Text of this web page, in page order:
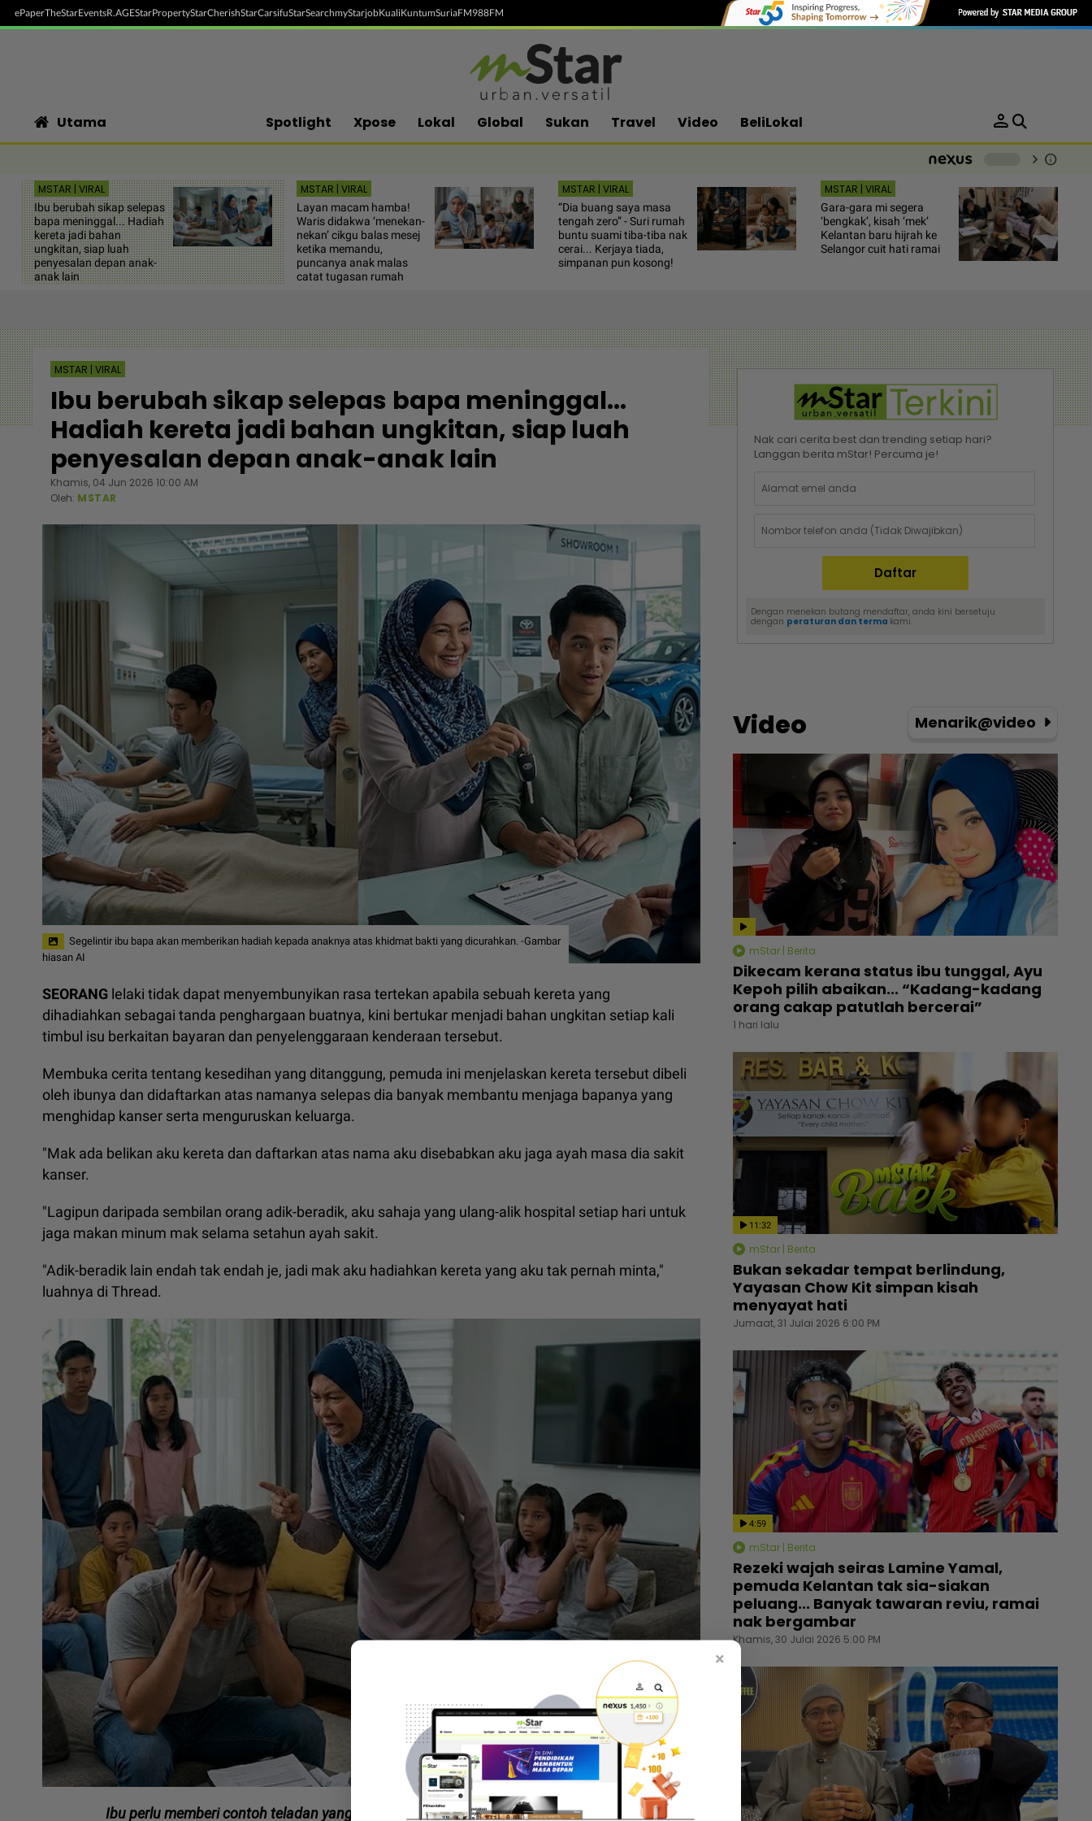
ePaperTheStarEventsR.AGEStarPropertyStarCherishStarCarsifuStarSearchmyStarjobKualiKuntumSuriaFM988FM
Utama Spotlight Xpose Lokal Global Sukan Travel Video BeliLokal person
chevron_right info
MSTAR | VIRAL
Ibu berubah sikap selepas
bapa meninggal... Hadiah
kereta jadi bahan
ungkitan, siap luah
penyesalan depan anak-
anak lain
MSTAR | VIRAL
Layan macam hamba!
Waris didakwa ‘menekan-
nekan’ cikgu balas mesej
ketika memandu,
puncanya anak malas
catat tugasan rumah
MSTAR | VIRAL
“Dia buang saya masa
tengah zero” - Suri rumah
buntu suami tiba-tiba nak
cerai... Kerjaya tiada,
simpanan pun kosong!
MSTAR | VIRAL
Gara-gara mi segera
‘bengkak’, kisah ‘mek’
Kelantan baru hijrah ke
Selangor cuit hati ramai
MSTAR | VIRAL
Ibu berubah sikap selepas bapa meninggal...
Hadiah kereta jadi bahan ungkitan, siap luah
penyesalan depan anak-anak lain
Khamis, 04 Jun 2026 10:00 AM
Oleh: MSTAR
Segelintir ibu bapa akan memberikan hadiah kepada anaknya atas khidmat bakti yang dicurahkan. -Gambar
hiasan AI
SEORANG lelaki tidak dapat menyembunyikan rasa tertekan apabila sebuah kereta yang
dihadiahkan sebagai tanda penghargaan buatnya, kini bertukar menjadi bahan ungkitan setiap kali
timbul isu berkaitan bayaran dan penyelenggaraan kenderaan tersebut.
Membuka cerita tentang kesedihan yang ditanggung, pemuda ini menjelaskan kereta tersebut dibeli
oleh ibunya dan didaftarkan atas namanya selepas dia banyak membantu menjaga bapanya yang
menghidap kanser serta menguruskan keluarga.
"Mak ada belikan aku kereta dan daftarkan atas nama aku disebabkan aku jaga ayah masa dia sakit
kanser.
"Lagipun daripada sembilan orang adik-beradik, aku sahaja yang ulang-alik hospital setiap hari untuk
jaga makan minum mak selama setahun ayah sakit.
"Adik-beradik lain endah tak endah je, jadi mak aku hadiahkan kereta yang aku tak pernah minta,"
luahnya di Thread.
Ibu perlu memberi contoh teladan yang baik pada anak-anaknya. -Gambar hiasan AI
Nak cari cerita best dan trending setiap hari?
Langgan berita mStar! Percuma je!
Dengan menekan butang mendaftar, anda kini bersetuju
dengan peraturan dan terma kami.
Video Menarik@video
mStar | Berita
Dikecam kerana status ibu tunggal, Ayu
Kepoh pilih abaikan... “Kadang-kadang
orang cakap patutlah bercerai”
1 hari lalu
11:32
mStar | Berita
Bukan sekadar tempat berlindung,
Yayasan Chow Kit simpan kisah
menyayat hati
Jumaat, 31 Julai 2026 6:00 PM
4:59
mStar | Berita
Rezeki wajah seiras Lamine Yamal,
pemuda Kelantan tak sia-siakan
peluang... Banyak tawaran reviu, ramai
nak bergambar
Khamis, 30 Julai 2026 5:00 PM
×